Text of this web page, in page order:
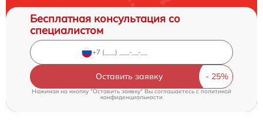
Бесплатная консультация со
специалистом
Оставить заявку
Нажимая на кнопку "Оставить заявку" Вы соглашаетесь cполитикой
конфиденциальности